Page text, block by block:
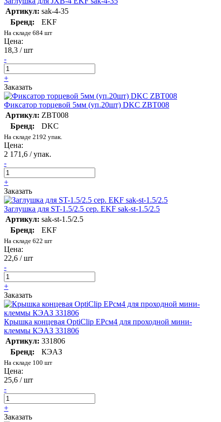
Артикул: sak-4-35
Бренд:
EKF
На складе 684 шт
Цена:
18,3 / шт
-
+
Заказать
Фиксатор торцевой 5мм (уп.20шт) DKC ZBT008
Артикул: ZBT008
Бренд:
DKC
На складе 2192 упак.
Цена:
2 171,6 / упак.
-
+
Заказать
Заглушка для ST-1.5/2.5 сер. EKF sak-st-1.5/2.5
Артикул: sak-st-1.5/2.5
Бренд:
EKF
На складе 622 шт
Цена:
22,6 / шт
-
+
Заказать
Крышка концевая OptiClip EPсм4 для проходной мини-
клеммы КЭАЗ 331806
Артикул: 331806
Бренд:
КЭАЗ
На складе 100 шт
Цена:
25,6 / шт
-
+
Заказать